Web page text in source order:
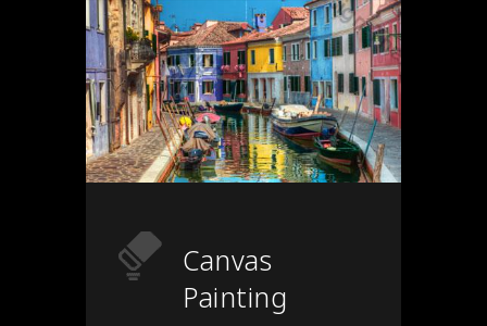
Canvas
Painting